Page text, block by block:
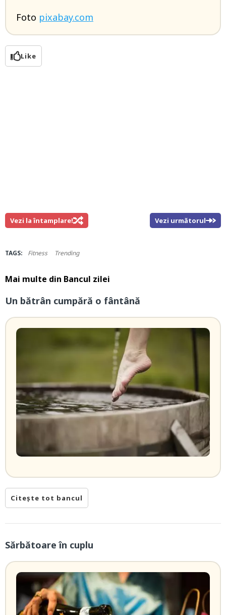
Foto pixabay.com
Like
Vezi la întamplare! Vezi următorul
TAGS: Fitness Trending
Mai multe din Bancul zilei
Un bătrân cumpără o fântână
Citește tot bancul
Sărbătoare în cuplu